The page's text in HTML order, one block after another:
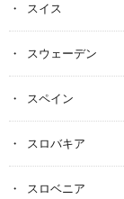
スイス
スウェーデン
スペイン
スロバキア
スロベニア